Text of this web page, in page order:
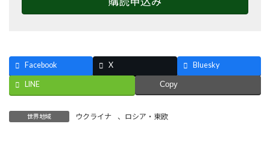
Facebook X Bluesky
LINE Copy
世界地域 ウクライナ 、 ロシア・東欧